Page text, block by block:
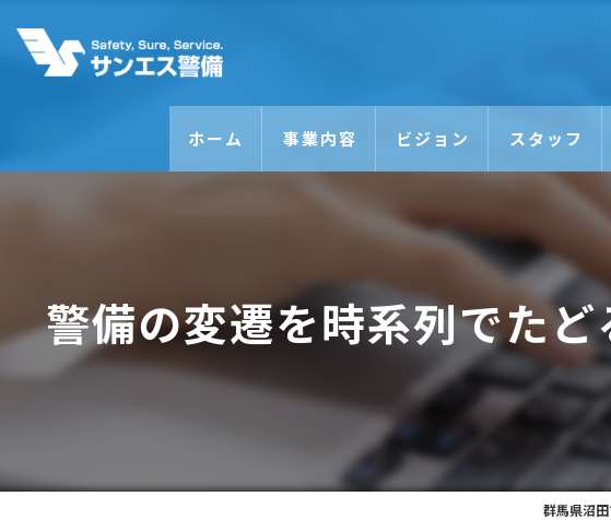
ホーム 事業内容 ビジョン スタッフ
警備の変遷を時系列でた
群馬県沼